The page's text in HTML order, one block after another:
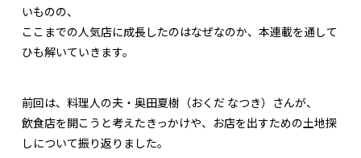
いものの、
ここまでの人気店に成長したのはなぜなのか、本連載を通して
ひも解いていきます。
前回は、料理人の夫・奥田夏樹（おくだ なつき）さんが、
飲食店を開こうと考えたきっかけや、お店を出すための土地探
しについて振り返りました。